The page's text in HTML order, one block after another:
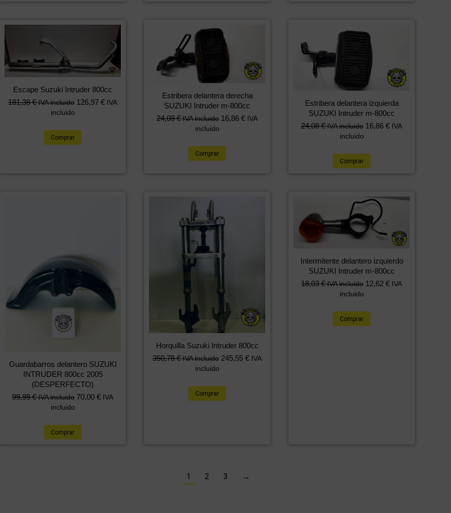
Escape Suzuki Intruder 800cc
181,38€ IVA incluido 126,97 € IVA
incluido
Comprar
Estribera delantera derecha
SUZUKI Intruder m-800cc
24,08€ IVA incluido 16,86 € IVA
incluido
Comprar
Estribera delantera izquierda
SUZUKI Intruder m-800cc
24,08€ IVA incluido 16,86 € IVA
incluido
Comprar
Guardabarros delantero SUZUKI
INTRUDER 800cc 2005
(DESPERFECTO)
99,99€ IVA incluido 70,00 € IVA
incluido
Comprar
Horquilla Suzuki Intruder 800cc
350,78€ IVA incluido 245,55 € IVA
incluido
Comprar
Intermitente delantero izquierdo
SUZUKI Intruder m-800cc
18,03€ IVA incluido 12,62 € IVA
incluido
Comprar
1 2 3 →